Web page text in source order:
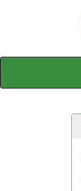
Skip